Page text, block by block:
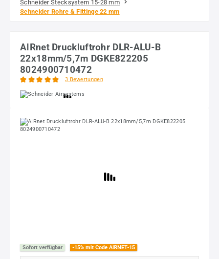
Schneider Stecksystem 15-28 mm
Schneider Rohre & Fittinge 22 mm
AIRnet Druckluftrohr DLR-ALU-B
22x18mm/5,7m DGKE822205
8024900710472
3 Bewertungen
Bildergalerie überspringen
Sofort verfügbar -15% mit Code AIRNET-15